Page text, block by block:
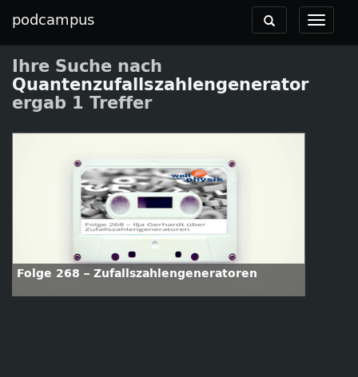
podcampus
Toggle
Toggle
navigation
Ihre Suche nach
Quantenzufallszahlengenerator
ergab 1 Treffer
Folge 268 – Zufallszahlengeneratoren